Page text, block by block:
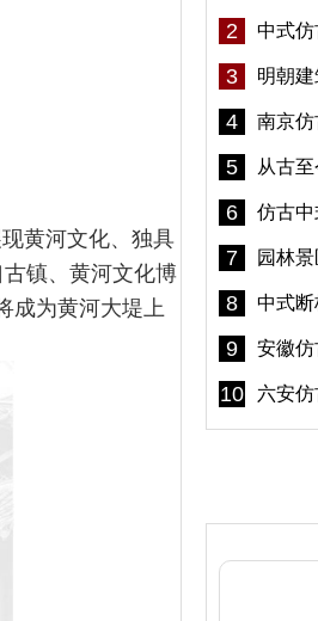
黄河文化、独具
镇、黄河文化博
成为黄河大堤上
2
3
4
5
6
7
8
9
10